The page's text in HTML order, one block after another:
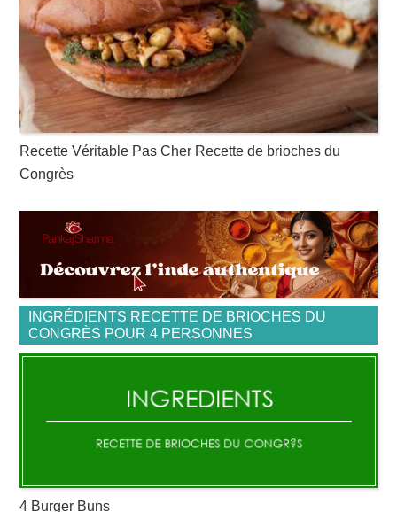
Recette Véritable Pas Cher Recette de brioches du
Congrès
INGRÉDIENTS RECETTE DE BRIOCHES DU
CONGRÈS POUR 4 PERSONNES
4 Burger Buns